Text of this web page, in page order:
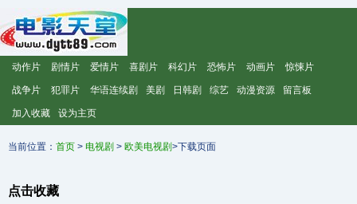
动作片 剧情片 爱情片 喜剧片 科幻片 恐怖片 动画片 惊悚片
战争片 犯罪片 华语连续剧 美剧 日韩剧 综艺 动漫资源 留言板
加入收藏 设为主页
当前位置： 首页 > 电视剧 > 欧美电视剧>下载页面
点击收藏